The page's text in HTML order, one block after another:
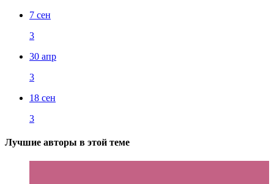
7 сен
3
30 апр
3
18 сен
3
Лучшие авторы в этой теме